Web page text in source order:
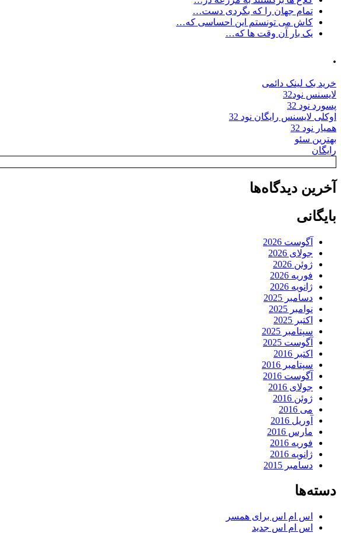
تمام جهان را که بگردی دست…
کاش می تونستم این احساسی که…
یک بار آن وقت ها که…
.
خرید بک لینک دائمی
لایسنس نود32
پسورد نود 32
اوکلی لایسنس رایگان نود 32
همیار نود 32
بهترین سئو
رایگان
آخرین دیدگاه‌ها
بایگانی
آگوست 2026
جولای 2026
ژوئن 2026
فوریه 2026
ژانویه 2026
دسامبر 2025
نوامبر 2025
اکتبر 2025
سپتامبر 2025
آگوست 2025
اکتبر 2016
سپتامبر 2016
آگوست 2016
جولای 2016
ژوئن 2016
می 2016
آوریل 2016
مارس 2016
فوریه 2016
ژانویه 2016
دسامبر 2015
دسته‌ها
اس ام اس برای همسر
اس ام اس جدید